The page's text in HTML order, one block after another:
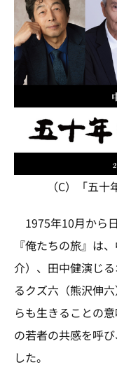
（C）「五
1975年10月から
『俺たちの旅』は
介）、田中健演じ
るクズ六（熊沢伸
らも生きることの
の若者の共感を呼
した。